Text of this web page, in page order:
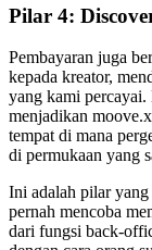
Pilar 4:
Pembayaran juga
kepada kreator,
yang kami
menjadikan
tempat di mana
di permukaan yang
Ini adalah pilar
pernah mencoba
dari fungsi back-